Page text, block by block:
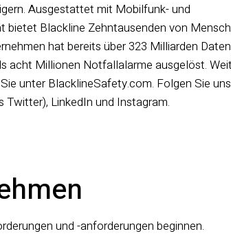
Ausgestattet mit Mobilfunk- und
bietet Blackline Zehntausenden von
hat bereits über 323 Milliarden
acht Millionen Notfallalarme ausgelöst.
unter BlacklineSafety.com. Folgen Sie
Twitter), LinkedIn und Instagram.
und -anforderungen beginnen.